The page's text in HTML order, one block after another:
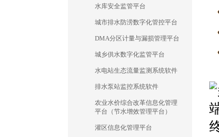
水库安全监管平台
城市排水防涝数字化管控平台
DMA分区计量与漏损管理平台
城乡供水数字化监管平台
水电站生态流量监测系统软件
排水泵站监控系统软件
农业水价综合改革信息化管理
平台（节水增效管理平台）
灌区信息化管理平台